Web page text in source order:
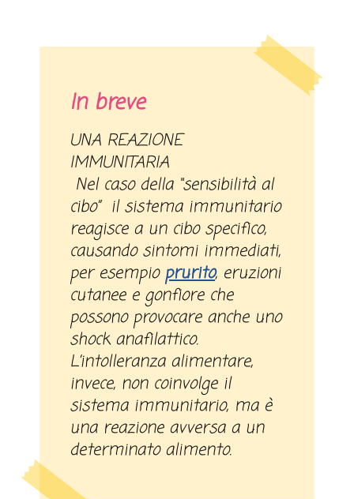
In breve
UNA REAZIONE
IMMUNITARIA
Nel caso della “sensibilità al
cibo” il sistema immunitario
reagisce a un cibo specifico,
causando sintomi immediati,
per esempioprurito, eruzioni
cutanee e gonfiore che
possono provocare anche uno
shock anafilattico.
L’intolleranza alimentare,
invece, non coinvolge il
sistema immunitario, ma è
una reazione avversa a un
determinato alimento.